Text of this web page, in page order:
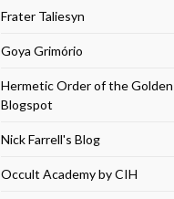
Frater Taliesyn
Goya Grimório
Hermetic Order of the Golden
Blogspot
Nick Farrell's Blog
Occult Academy by CIH